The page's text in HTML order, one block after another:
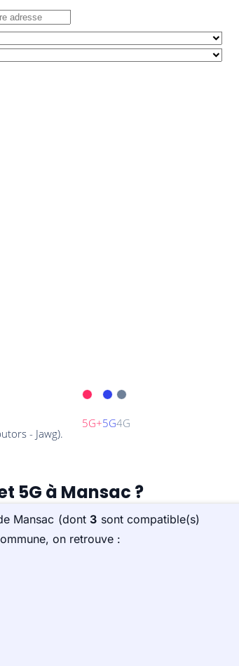
5G à Mansac ?
Mansac (dont3 sont compatible(s)
on retrouve :